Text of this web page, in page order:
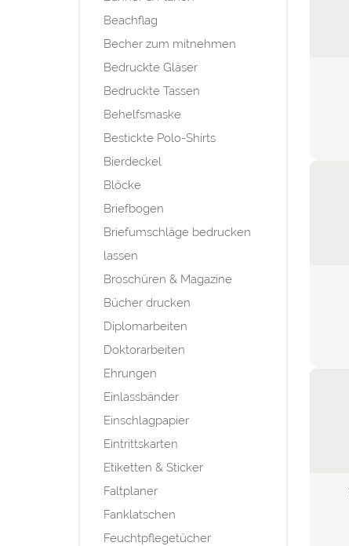
Beachflag
Becher zum mitnehmen
Bedruckte Gläser
Bedruckte Tassen
Behelfsmaske
Bestickte Polo-Shirts
Bierdeckel
Blöcke
Briefbogen
Briefumschläge bedrucken
lassen
Broschüren & Magazine
Bücher drucken
Diplomarbeiten
Doktorarbeiten
Ehrungen
Einlassbänder
Einschlagpapier
Eintrittskarten
Etiketten & Sticker
Faltplaner
Fanklatschen
Feuchtpflegetücher